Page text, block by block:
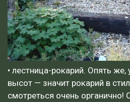
• лестница-рокарий. Опять
высот — значит рокарий в
смотреться очень органично!